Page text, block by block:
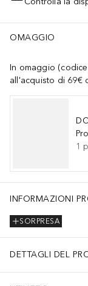
OMAGGIO
In omaggio
all'acquisto di 69€
1
INFORMAZIONI
SORPRESA
DETTAGLI DEL